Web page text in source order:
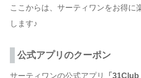
ここからは、サーティワンをお得に
します♪
公式アプリのクーポン
サーティワンの公式アプリ 「31Club